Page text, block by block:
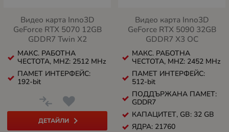
Видео карта Inno3D
GeForce RTX 5070 12GB
GDDR7 Twin X2
МАКС. РАБОТНА
ЧЕСТОТА, MHZ: 2512 MHz
ПАМЕТ ИНТЕРФЕЙС:
192-bit
ДЕТАЙЛИ
Видео карта Inno3D
GeForce RTX 5090 32GB
GDDR7 X3 OC
МАКС. РАБОТНА
ЧЕСТОТА, MHZ: 2452 MHz
ПАМЕТ ИНТЕРФЕЙС:
512-bit
ПОДДЪРЖАНА ПАМЕТ:
GDDR7
КАПАЦИТЕТ, GB: 32 GB
ЯДРА: 21760